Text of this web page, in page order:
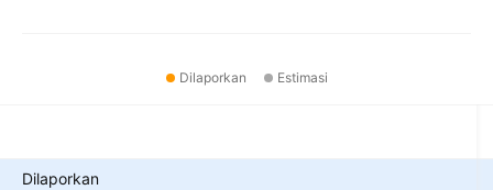
Dilaporkan Estimasi
Dilaporkan